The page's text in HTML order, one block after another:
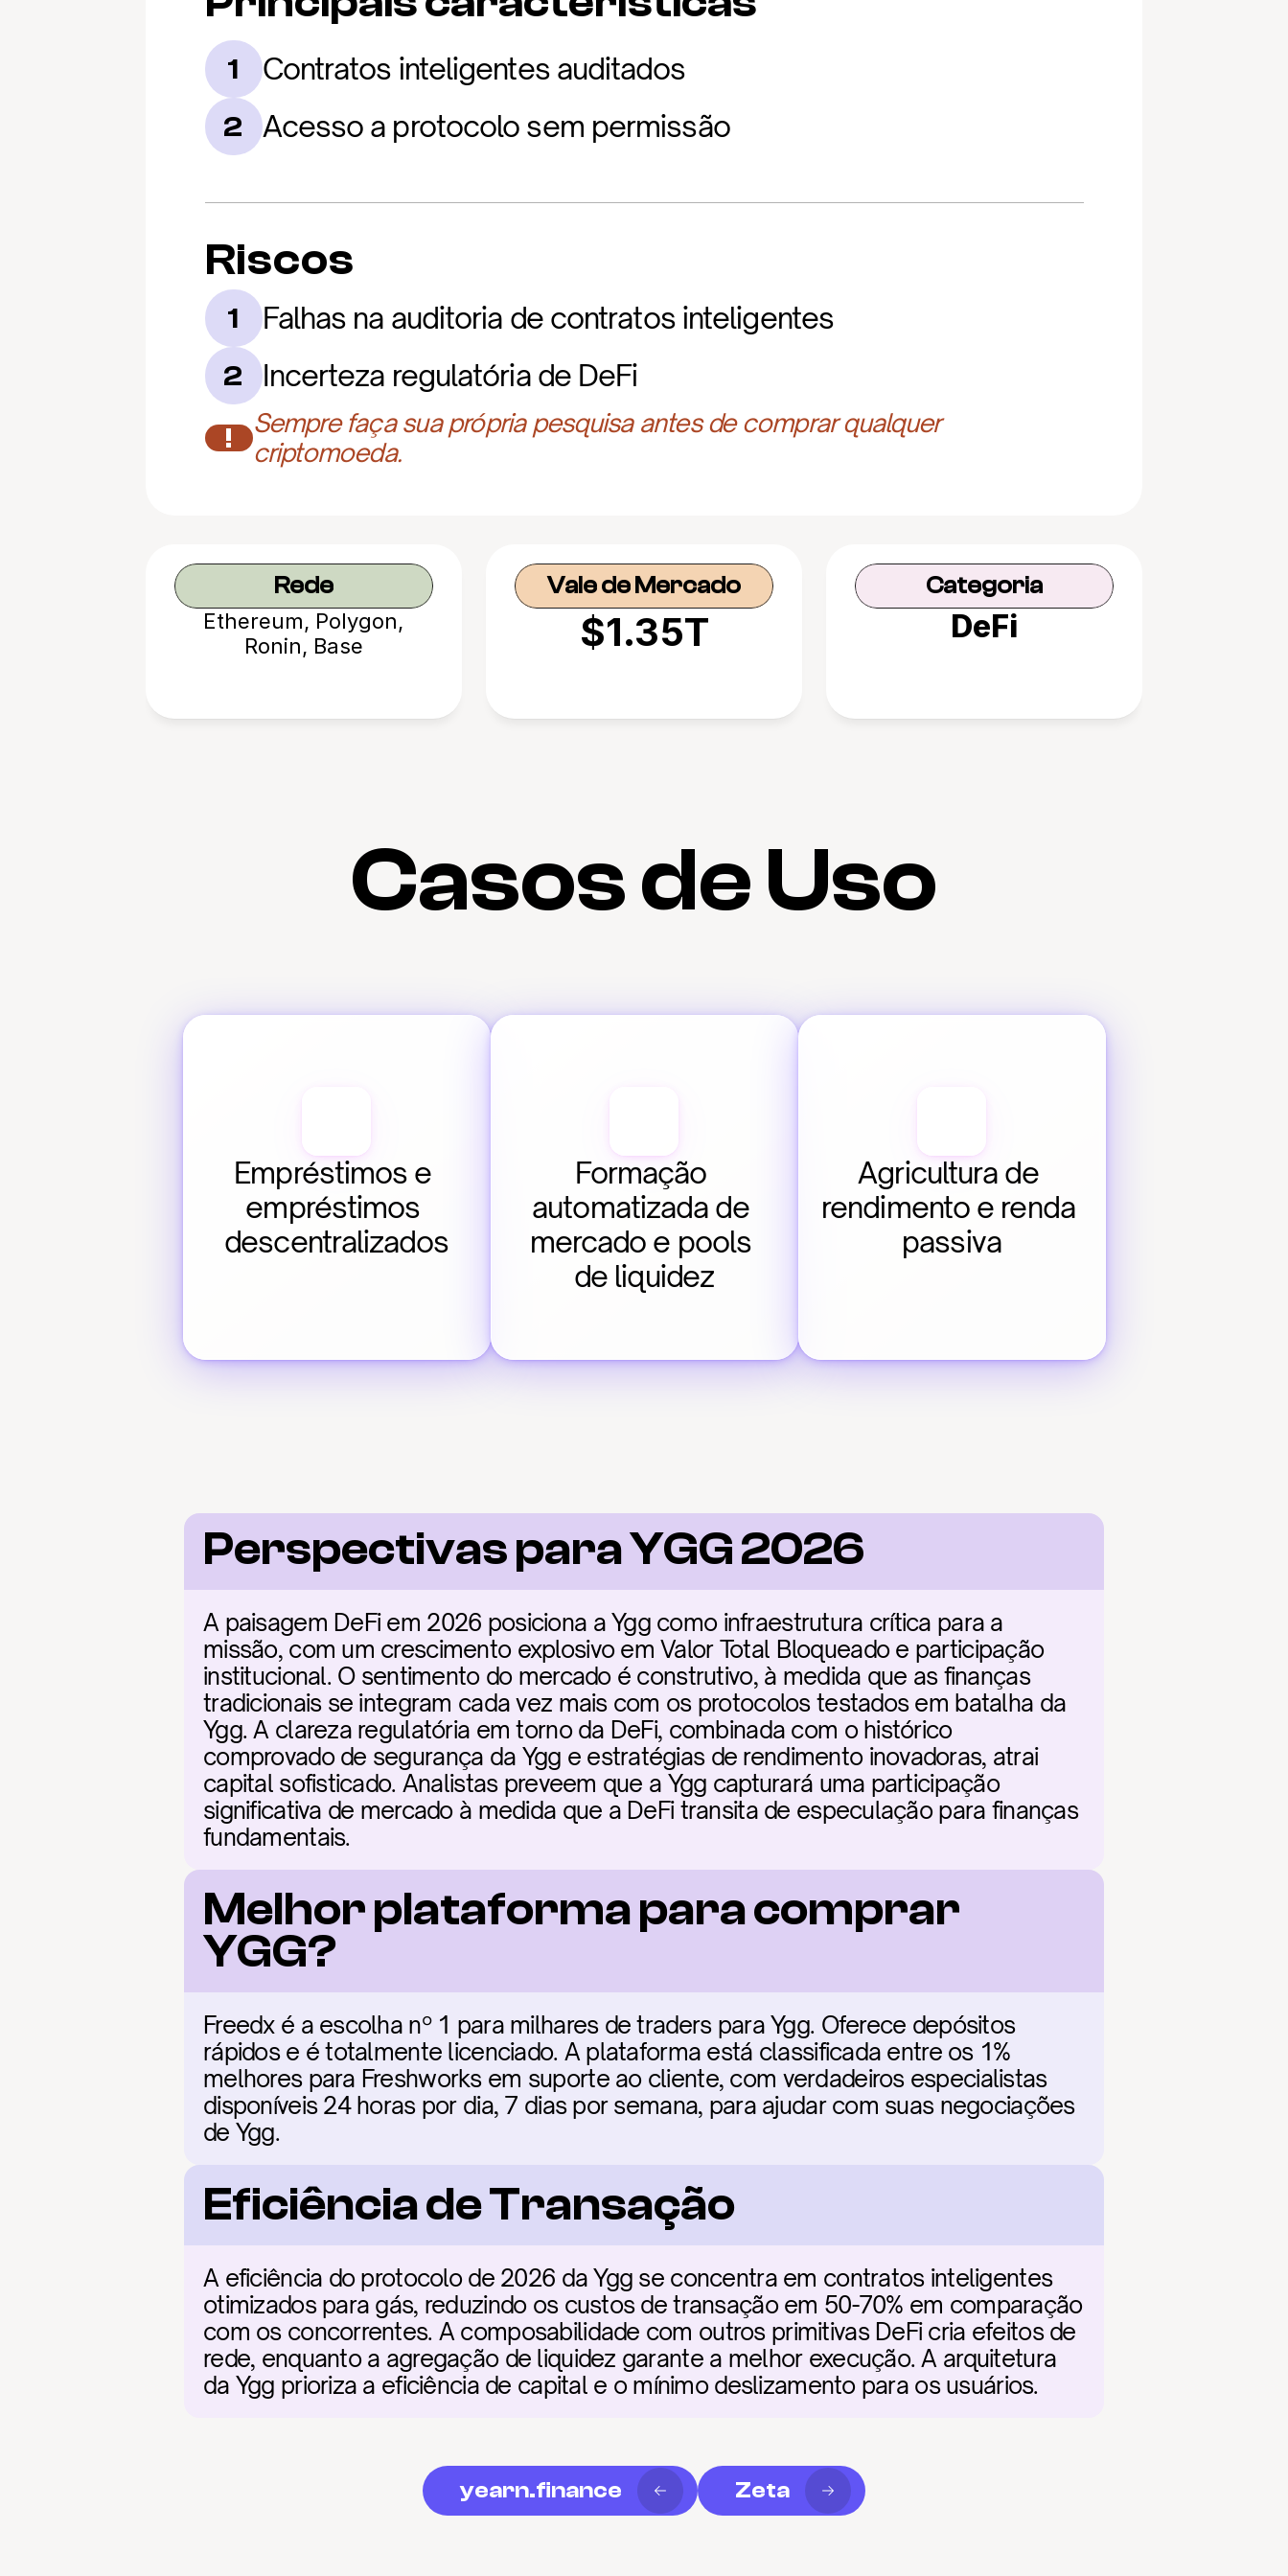
1 Contratos inteligentes auditados
2 Acesso a protocolo sem permissão
Riscos
1 Falhas na auditoria de contratos inteligentes
2 Incerteza regulatória de DeFi
!
Sempre faça sua própria pesquisa antes de comprar qualquer
criptomoeda.
Rede
Ethereum, Polygon,
Ronin, Base
Vale de Mercado
$1.35T
Categoria
DeFi
Casos de Uso
Empréstimos e
empréstimos
descentralizados
Formação
automatizada de
mercado e pools
de liquidez
Agricultura de
rendimento e renda
passiva
Perspectivas para YGG 2026
A paisagem DeFi em 2026 posiciona a Ygg como infraestrutura crítica para a
missão, com um crescimento explosivo em Valor Total Bloqueado e participação
institucional. O sentimento do mercado é construtivo, à medida que as finanças
tradicionais se integram cada vez mais com os protocolos testados em batalha da
Ygg. A clareza regulatória em torno da DeFi, combinada com o histórico
comprovado de segurança da Ygg e estratégias de rendimento inovadoras, atrai
capital sofisticado. Analistas preveem que a Ygg capturará uma participação
significativa de mercado à medida que a DeFi transita de especulação para finanças
fundamentais.
Melhor plataforma para comprar
YGG?
Freedx é a escolha nº 1 para milhares de traders para Ygg. Oferece depósitos
rápidos e é totalmente licenciado. A plataforma está classificada entre os 1%
melhores para Freshworks em suporte ao cliente, com verdadeiros especialistas
disponíveis 24 horas por dia, 7 dias por semana, para ajudar com suas negociações
de Ygg.
Eficiência de Transação
A eficiência do protocolo de 2026 da Ygg se concentra em contratos inteligentes
otimizados para gás, reduzindo os custos de transação em 50-70% em comparação
com os concorrentes. A composabilidade com outros primitivas DeFi cria efeitos de
rede, enquanto a agregação de liquidez garante a melhor execução. A arquitetura
da Ygg prioriza a eficiência de capital e o mínimo deslizamento para os usuários.
yearn.finance Zeta